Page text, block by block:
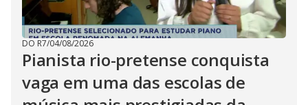
DO R7/04/08/2026
Pianista rio-pretense conquista
vaga em uma das escolas de